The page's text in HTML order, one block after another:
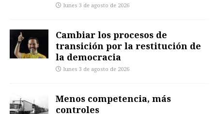
lunes 3 de agosto de 2026
Cambiar los procesos de
transición por la restitución de
la democracia
lunes 3 de agosto de 2026
Menos competencia, más
controles